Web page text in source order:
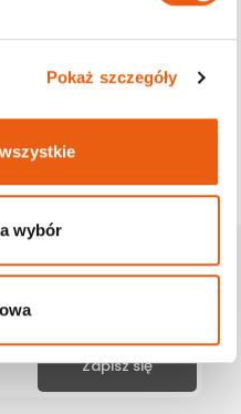
Pokaż szczegóły
wybór
Newsletter
nowościami i promocjami.